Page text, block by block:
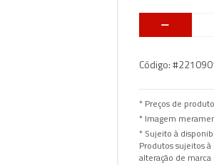
Código:
* Preços de
* Imagem
* Sujeito à
Produtos sujeitos
alteração de